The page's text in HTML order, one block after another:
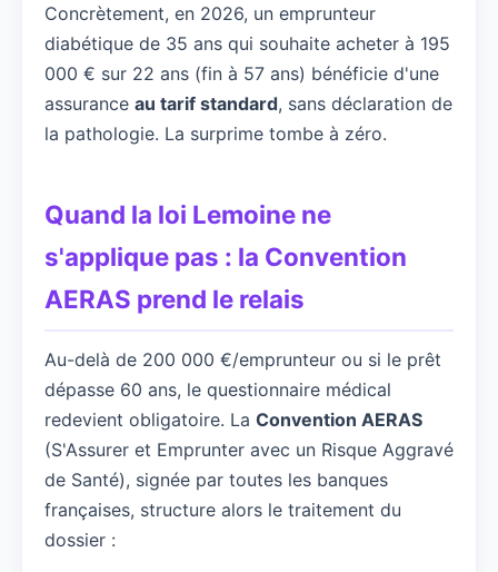
Concrètement, en 2026, un emprunteur
diabétique de 35 ans qui souhaite acheter à 195
000 € sur 22 ans (fin à 57 ans) bénéficie d'une
assurance au tarif standard, sans déclaration de
la pathologie. La surprime tombe à zéro.
Quand la loi Lemoine ne
s'applique pas : la Convention
AERAS prend le relais
Au-delà de 200 000 €/emprunteur ou si le prêt
dépasse 60 ans, le questionnaire médical
redevient obligatoire. La Convention AERAS
(S'Assurer et Emprunter avec un Risque Aggravé
de Santé), signée par toutes les banques
françaises, structure alors le traitement du
dossier :